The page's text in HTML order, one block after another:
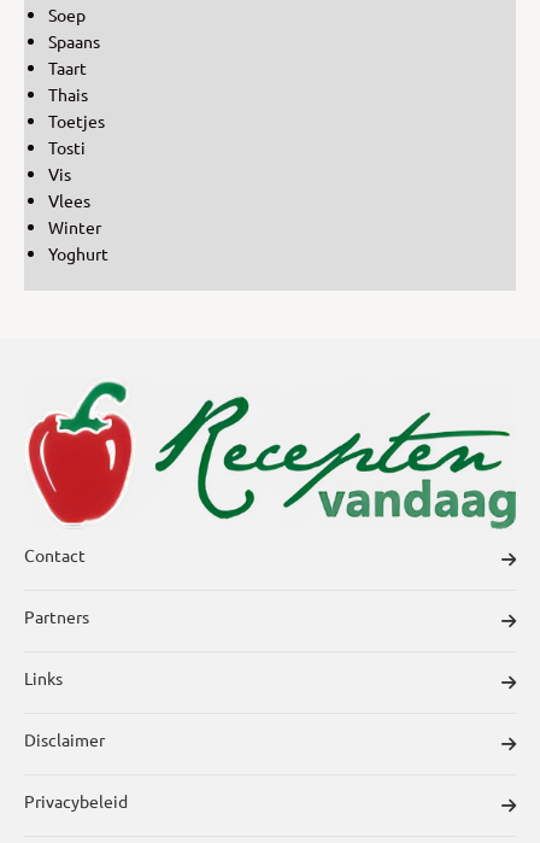
Soep
Spaans
Taart
Thais
Toetjes
Tosti
Vis
Vlees
Winter
Yoghurt
Contact
Partners
Links
Disclaimer
Privacybeleid